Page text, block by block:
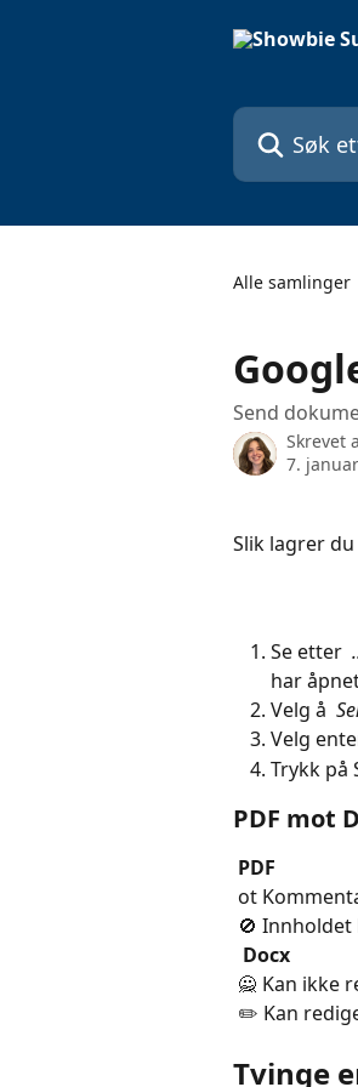
Søk etter
Alle samlinger
Send
Skrevet
7.
Slik lagrer
Se etter
har
Velg å
Velg
Trykk på
PDF mot
PDF
ot
🚫
Docx
🙅 Kan ikke
✏️ Kan
Tvinge